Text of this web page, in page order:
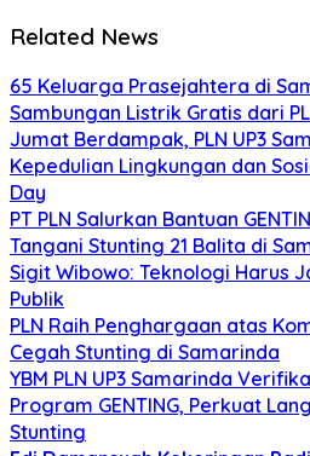
Related News
65 Keluarga Prasejahtera di
Sambungan Listrik Gratis dari
Jumat Berdampak, PLN UP3
Kepedulian Lingkungan dan
Day
PT PLN Salurkan Bantuan
Tangani Stunting 21 Balita di
Sigit Wibowo: Teknologi Harus
Publik
PLN Raih Penghargaan atas
Cegah Stunting di Samarinda
YBM PLN UP3 Samarinda
Program GENTING, Perkuat
Stunting